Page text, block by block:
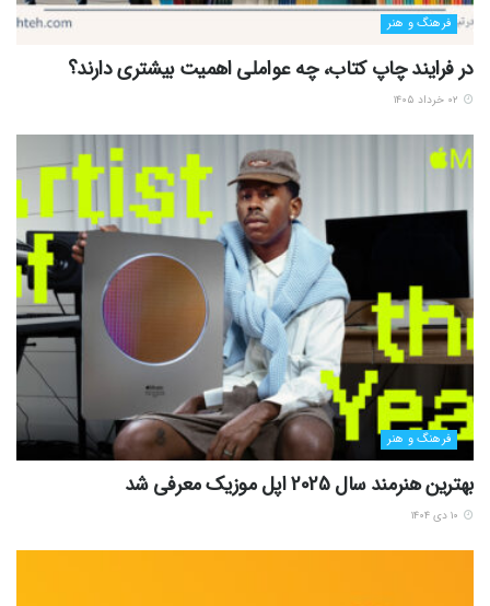
فرهنگ و هنر
در فرایند چاپ کتاب، چه عواملی اهمیت بیشتری دارند؟
فرهنگ و هنر
بهترین هنرمند سال 2025 اپل موزیک معرفی شد